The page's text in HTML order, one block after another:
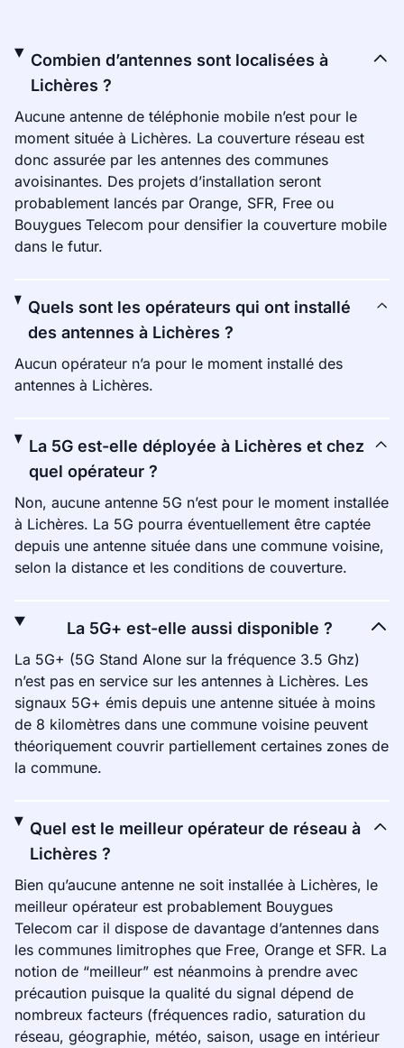
Combien d’antennes sont localisées à
Lichères ?
Aucune antenne de téléphonie mobile n’est pour le
moment située à Lichères. La couverture réseau est
donc assurée par les antennes des communes
avoisinantes. Des projets d’installation seront
probablement lancés par Orange, SFR, Free ou
Bouygues Telecom pour densifier la couverture mobile
dans le futur.
Quels sont les opérateurs qui ont installé
des antennes à Lichères ?
Aucun opérateur n’a pour le moment installé des
antennes à Lichères.
La 5G est-elle déployée à Lichères et chez
quel opérateur ?
Non, aucune antenne 5G n’est pour le moment installée
à Lichères. La 5G pourra éventuellement être captée
depuis une antenne située dans une commune voisine,
selon la distance et les conditions de couverture.
La 5G+ est-elle aussi disponible ?
La 5G+ (5G Stand Alone sur la fréquence 3.5 Ghz)
n’est pas en service sur les antennes à Lichères. Les
signaux 5G+ émis depuis une antenne située à moins
de 8 kilomètres dans une commune voisine peuvent
théoriquement couvrir partiellement certaines zones de
la commune.
Quel est le meilleur opérateur de réseau à
Lichères ?
Bien qu’aucune antenne ne soit installée à Lichères, le
meilleur opérateur est probablement Bouygues
Telecom car il dispose de davantage d’antennes dans
les communes limitrophes que Free, Orange et SFR. La
notion de “meilleur” est néanmoins à prendre avec
précaution puisque la qualité du signal dépend de
nombreux facteurs (fréquences radio, saturation du
réseau, géographie, météo, saison, usage en intérieur